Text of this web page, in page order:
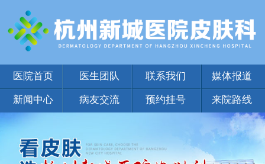
医院首页 医生团队 联系我们 媒体报道
新闻中心 病友交流 预约挂号 来院路线